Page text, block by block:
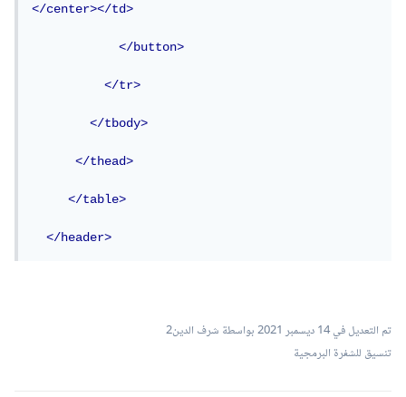
</center></td>
</button>
</tr>
</tbody>
</thead>
</table>
</header>
تم التعديل في14 ديسمبر 2021
بواسطة شرف الدين2
تنسيق للشفرة البرمجية